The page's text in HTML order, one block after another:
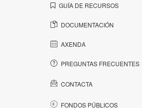
GUÍA DE RECURSOS
DOCUMENTACIÓN
AXENDA
PREGUNTAS FRECUENTES
CONTACTA
FONDOS PÚBLICOS